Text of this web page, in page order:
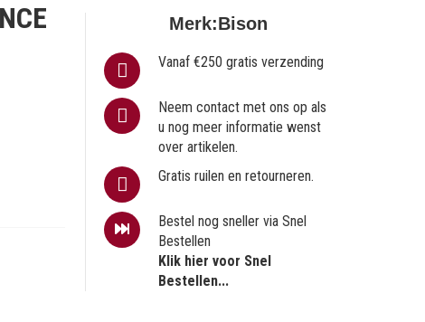
Merk:Bison
Vanaf €250 gratis verzending
Neem contact met ons op als
u nog meer informatie wenst
over artikelen.
Gratis ruilen en retourneren.
Bestel nog sneller via Snel
Bestellen
Klik hier voor Snel
Bestellen...